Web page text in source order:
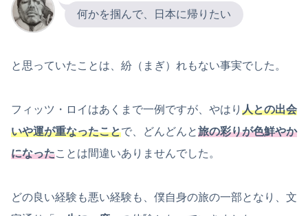
何かを掴んで、日本に帰りたい
と思っていたことは、紛（まぎ）れもない事実でした。
フィッツ・ロイはあくまで一例ですが、やはり 人との出会
いや運が重なったことで、どんどんと旅の彩りが色鮮やか
になったことは間違いありませんでした。
どの良い経験も悪い経験も、僕自身の旅の一部となり、文